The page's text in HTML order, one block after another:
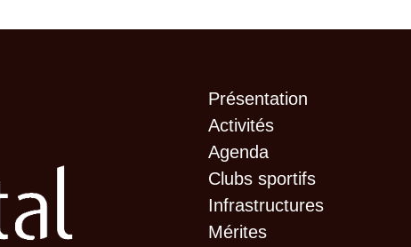
Présentation
Activités
Agenda
Clubs sportifs
Infrastructures
Mérites